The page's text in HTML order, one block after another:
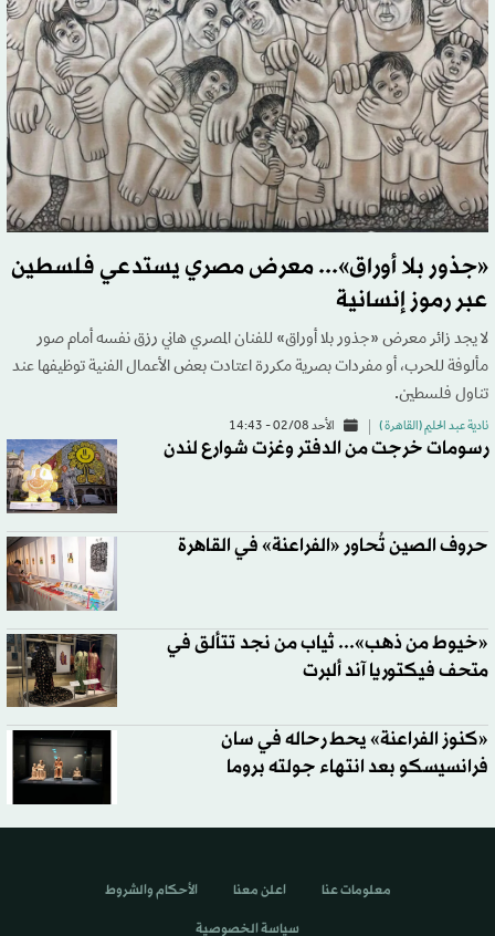
«جذور بلا أوراق»... معرض مصري يستدعي فلسطين
عبر رموز إنسانية
لا يجد زائر معرض «جذور بلا أوراق» للفنان المصري هاني رزق نفسه أمام صور
مألوفة للحرب، أو مفردات بصرية مكررة اعتادت بعض الأعمال الفنية توظيفها عند
تناول فلسطين.
نادية عبد الحليم (القاهرة ) الأحد 02/08 - 14:43
رسومات خرجت من الدفتر وغزت شوارع لندن
حروف الصين تُحاور «الفراعنة» في القاهرة
«خيوط من ذهب»... ثياب من نجد تتألق في
متحف فيكتوريا آند ألبرت
«كنوز الفراعنة» يحط رحاله في سان
فرانسيسكو بعد انتهاء جولته بروما
معلومات عنا اعلن معنا الأحكام والشروط
سياسة الخصوصية